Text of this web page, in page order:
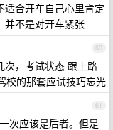
合开车自己心里肯定
并不是对开车紧张
60
次，考试状态 跟上路
校的那套应试技巧忘光
61
次应该是后者。但是